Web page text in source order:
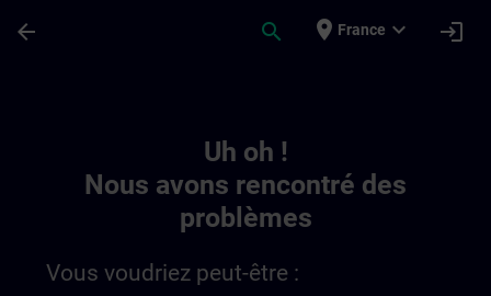
arrow_back search place France expand_more login
Uh oh !
Nous avons rencontré des
problèmes
Vous voudriez peut-être :